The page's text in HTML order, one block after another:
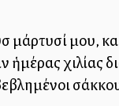
μάρτυσί μου, καὶ
ἡμέρας χιλίας